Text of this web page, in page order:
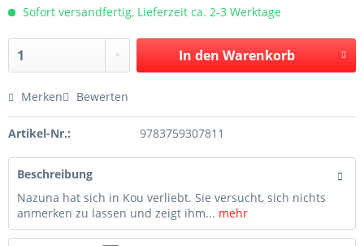
Sofort versandfertig, Lieferzeit ca. 2-3 Werktage
In den Warenkorb
Merken Bewerten
Artikel-Nr.: 9783759307811
Beschreibung
Nazuna hat sich in Kou verliebt. Sie versucht, sich nichts
anmerken zu lassen und zeigt ihm... mehr